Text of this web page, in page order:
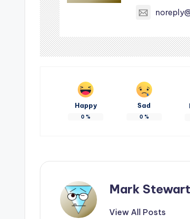
Happy
0 %
Sad
0 %
Mark Stewart
View All Posts